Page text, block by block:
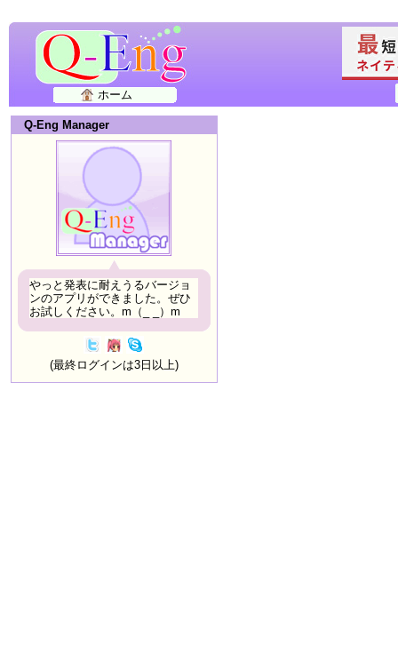
ホーム
Q-Eng Manager
やっと発表に耐えうるバージョ
ンのアプリができました。ぜひ
お試しください。m（_ _）m
(最終ログインは3日以上)